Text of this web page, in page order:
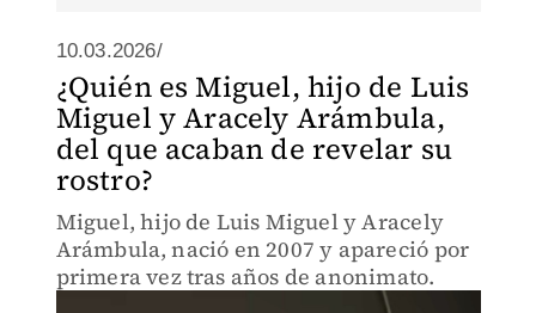
10.03.2026/
¿Quién es Miguel, hijo de Luis
Miguel y Aracely Arámbula,
del que acaban de revelar su
rostro?
Miguel, hijo de Luis Miguel y Aracely
Arámbula, nació en 2007 y apareció por
primera vez tras años de anonimato.